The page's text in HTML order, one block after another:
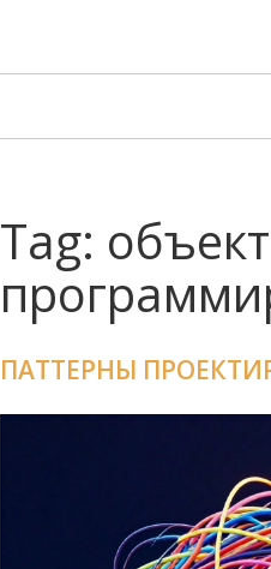
Tag:
ПАТТЕРНЫ